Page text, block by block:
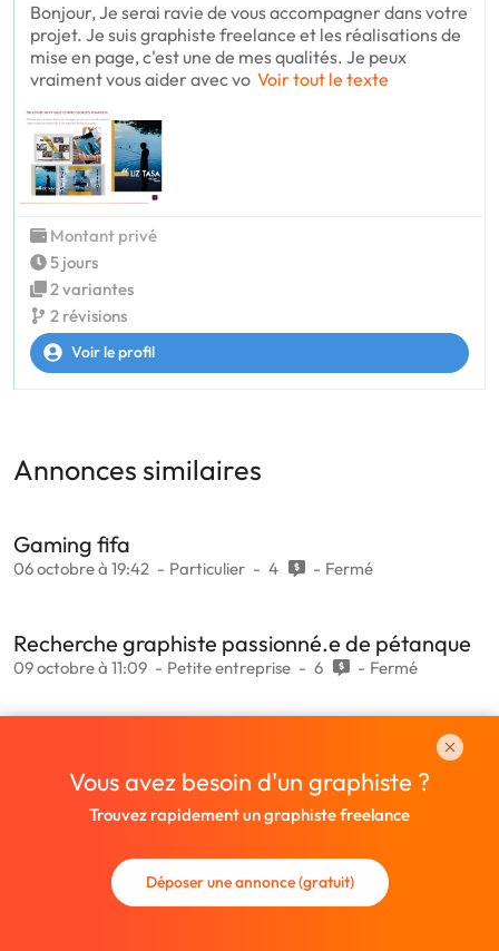
Bonjour, Je serai ravie de vous accompagner dans votre
projet. Je suis graphiste freelance et les réalisations de
mise en page, c'est une de mes qualités. Je peux
vraiment vous aider avec vo Voir tout le texte
Montant privé
5 jours
2 variantes
2 révisions
Voir le profil
Annonces similaires
Gaming fifa
06 octobre à 19:42 Particulier 4 Fermé
Recherche graphiste passionné.e de pétanque
09 octobre à 11:09 Petite entreprise 6 Fermé
09 octobre à 22:19 Particulier 28 Fermé
Reformatage fichiers pour impression
10 octobre à 11:06 Particulier 8 Fermé
Vous avez besoin d'un graphiste ?
Trouvez rapidement un graphiste freelance
Déposer une annonce (gratuit)